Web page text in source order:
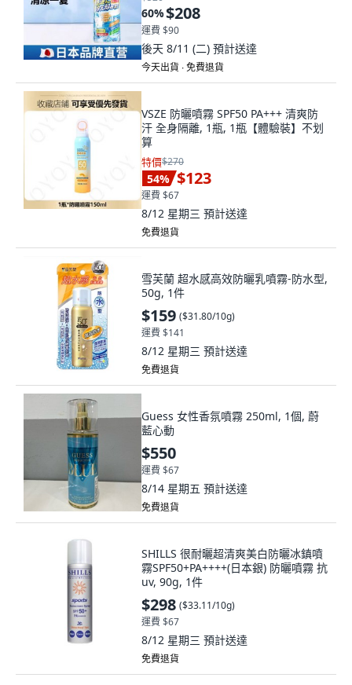
60%$208
運費 $90
後天 8/11 (二) 預計送達
今天出貨 ∙ 免費退貨
VSZE 防曬噴霧 SPF50 PA+++ 清爽防
汗 全身隔離, 1瓶, 1瓶【體驗裝】不划
算
特價$270
54% $123
運費 $67
8/12 星期三 預計送達
免費退貨
雪芙蘭 超水感高效防曬乳噴霧-防水型,
50g, 1件
$159 ($31.80/10g)
運費 $141
8/12 星期三 預計送達
免費退貨
Guess 女性香氛噴霧 250ml, 1個, 蔚
藍心動
$550
運費 $67
8/14 星期五 預計送達
免費退貨
SHILLS 很耐曬超清爽美白防曬冰鎮噴
霧SPF50+PA++++(日本銀) 防曬噴霧 抗
uv, 90g, 1件
$298 ($33.11/10g)
運費 $67
8/12 星期三 預計送達
免費退貨